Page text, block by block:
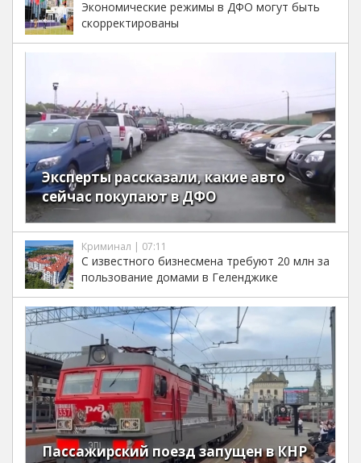
Экономические режимы в ДФО могут быть
скорректированы
Эксперты рассказали, какие авто
сейчас покупают в ДФО
Криминал | 07:11
С известного бизнесмена требуют 20 млн за
пользование домами в Геленджике
Пассажирский поезд запущен в КНР